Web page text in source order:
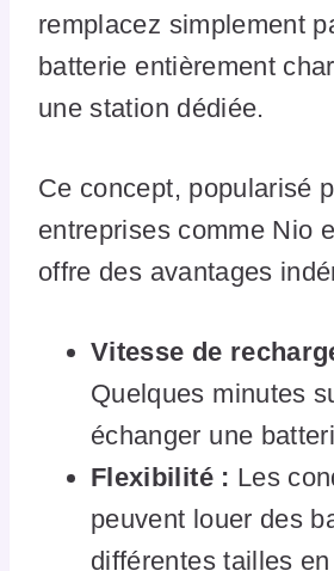
remplacez simplement
batterie entièrement
une station dédiée.
Ce concept, popularisé
entreprises comme Nio
offre des avantages
Vitesse de
Quelques minutes
échanger une
Flexibilité : Les
peuvent louer des
différentes tailles